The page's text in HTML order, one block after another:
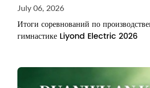
July 06, 2026
Итоги соревнований по
гимнастике Liyond Electric 2026